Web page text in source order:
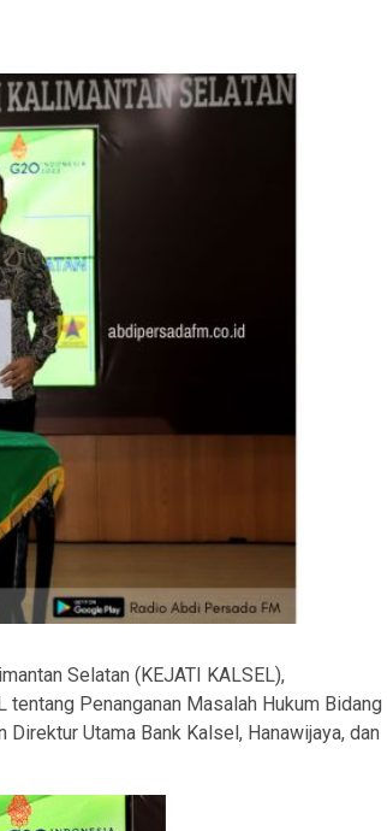
Selatan (KEJATI KALSEL),
Penanganan Masalah Hukum Bidang
Utama Bank Kalsel, Hanawijaya, dan